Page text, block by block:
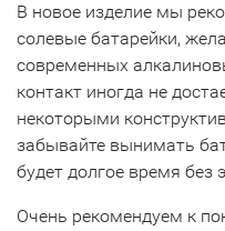
В новое изделие мы
солевые батарейки,
современных
контакт иногда не
некоторыми
забывайте вынимать
будет долгое время без
Очень рекомендуем к